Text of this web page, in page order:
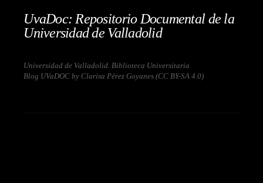
UvaDoc: Repositorio Documental de la
Universidad de Valladolid
Universidad de Valladolid. Biblioteca Universitaria
Blog UVaDOC by Clarisa Pérez Goyanes (CC BY-SA 4.0)